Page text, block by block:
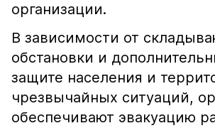
организации.
В зависимости от
обстановки и
защите населения и
чрезвычайных ситуаций,
обеспечивают эвакуацию